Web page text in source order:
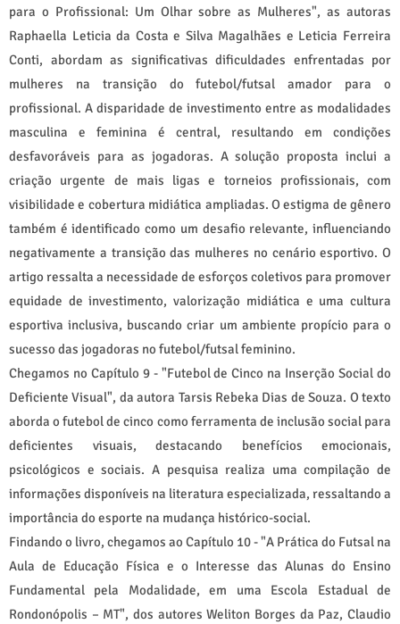
para o Profissional: Um Olhar sobre as Mulheres", as autoras
Raphaella Leticia da Costa e Silva Magalhães e Leticia Ferreira
Conti, abordam as significativas dificuldades enfrentadas por
mulheres na transição do futebol/futsal amador para o
profissional. A disparidade de investimento entre as modalidades
masculina e feminina é central, resultando em condições
desfavoráveis para as jogadoras. A solução proposta inclui a
criação urgente de mais ligas e torneios profissionais, com
visibilidade e cobertura midiática ampliadas. O estigma de gênero
também é identificado como um desafio relevante, influenciando
negativamente a transição das mulheres no cenário esportivo. O
artigo ressalta a necessidade de esforços coletivos para promover
equidade de investimento, valorização midiática e uma cultura
esportiva inclusiva, buscando criar um ambiente propício para o
sucesso das jogadoras no futebol/futsal feminino.
Chegamos no Capítulo 9 - "Futebol de Cinco na Inserção Social do
Deficiente Visual", da autora Tarsis Rebeka Dias de Souza. O texto
aborda o futebol de cinco como ferramenta de inclusão social para
deficientes visuais, destacando benefícios emocionais,
psicológicos e sociais. A pesquisa realiza uma compilação de
informações disponíveis na literatura especializada, ressaltando a
importância do esporte na mudança histórico-social.
Findando o livro, chegamos ao Capítulo 10 - "A Prática do Futsal na
Aula de Educação Física e o Interesse das Alunas do Ensino
Fundamental pela Modalidade, em uma Escola Estadual de
Rondonópolis – MT", dos autores Weliton Borges da Paz, Claudio